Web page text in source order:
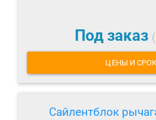
Под заказ (
ЦЕНЫ И
Сайлентблок